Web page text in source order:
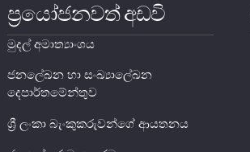
ප්‍රයෝජනවත් අඩවි
මුදල් අමාත්‍යාංශය
ජනලේඛන හා සංඛ්‍යාලේඛන
දෙපාර්තමේන්තුව
ශ්‍රී ලංකා බැංකුකරුවන්ගේ ආයතනය